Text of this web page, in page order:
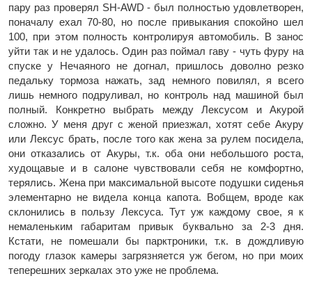
пару раз проверял SH-AWD - был полностью удовлетворен,
поначалу ехал 70-80, но после привыкания спокойно шел
100, при этом полность контролируя автомобиль. В занос
уйти так и не удалось. Один раз поймал гаву - чуть фуру на
спуске у Нечаяного не догнал, пришлось доволно резко
педальку тормоза нажать, зад немного повилял, я всего
лишь немного подруливал, но контроль над машиной был
полный. Конкретно выбрать между Лексусом и Акурой
сложно. У меня друг с женой приезжал, хотят себе Акуру
или Лексус брать, после того как жена за рулем посидела,
они отказались от Акуры, т.к. оба они небольшого роста,
худощавые и в салоне чувствовали себя не комфортно,
терялись. Жена при максимальной высоте подушки сиденья
элементарно не видела конца капота. Вобщем, вроде как
склонились в пользу Лексуса. Тут уж каждому свое, я к
немаленьким габаритам привык буквально за 2-3 дня.
Кстати, не помешали бы парктроники, т.к. в дождливую
погоду глазок камеры загрязняется уж бегом, но при моих
теперешних зеркалах это уже не проблема.